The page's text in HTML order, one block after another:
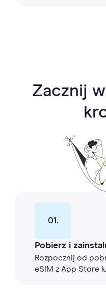
Zacznij
01.
Pobierz i
Rozpocznij od
eSIM z App Store